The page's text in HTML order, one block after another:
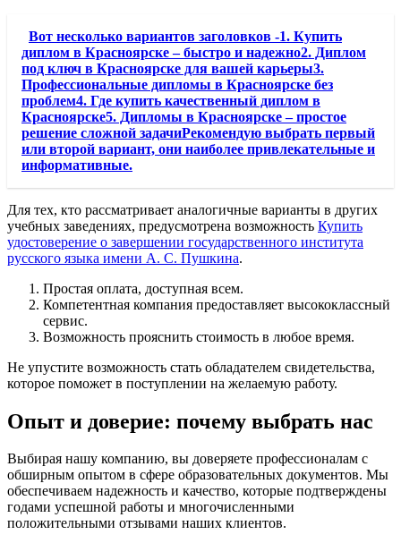
Вот несколько вариантов заголовков -1. Купить
диплом в Красноярске – быстро и надежно2. Диплом
под ключ в Красноярске для вашей карьеры3.
Профессиональные дипломы в Красноярске без
проблем4. Где купить качественный диплом в
Красноярске5. Дипломы в Красноярске – простое
решение сложной задачиРекомендую выбрать первый
или второй вариант, они наиболее привлекательные и
информативные.
Для тех, кто рассматривает аналогичные варианты в других
учебных заведениях, предусмотрена возможность Купить
удостоверение о завершении государственного института
русского языка имени А. С. Пушкина.
Простая оплата, доступная всем.
Компетентная компания предоставляет высококлассный
сервис.
Возможность прояснить стоимость в любое время.
Не упустите возможность стать обладателем свидетельства,
которое поможет в поступлении на желаемую работу.
Опыт и доверие: почему выбрать нас
Выбирая нашу компанию, вы доверяете профессионалам с
обширным опытом в сфере образовательных документов. Мы
обеспечиваем надежность и качество, которые подтверждены
годами успешной работы и многочисленными
положительными отзывами наших клиентов.